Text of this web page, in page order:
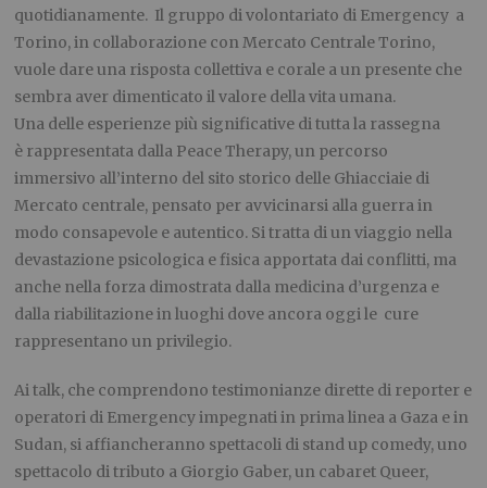
quotidianamente. Il gruppo di volontariato di Emergency a
Torino, in collaborazione con Mercato Centrale Torino,
vuole dare una risposta collettiva e corale a un presente che
sembra aver dimenticato il valore della vita umana.
Una delle esperienze più significative di tutta la rassegna
è rappresentata dalla Peace Therapy, un percorso
immersivo all’interno del sito storico delle Ghiacciaie di
Mercato centrale, pensato per avvicinarsi alla guerra in
modo consapevole e autentico. Si tratta di un viaggio nella
devastazione psicologica e fisica apportata dai conflitti, ma
anche nella forza dimostrata dalla medicina d’urgenza e
dalla riabilitazione in luoghi dove ancora oggi le cure
rappresentano un privilegio.
Ai talk, che comprendono testimonianze dirette di reporter e
operatori di Emergency impegnati in prima linea a Gaza e in
Sudan, si affiancheranno spettacoli di stand up comedy, uno
spettacolo di tributo a Giorgio Gaber, un cabaret Queer,